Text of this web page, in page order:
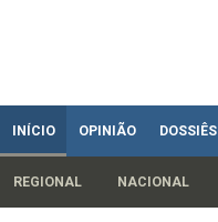
INÍCIO OPINIÃO DOSSIÊS
REGIONAL NACIONAL